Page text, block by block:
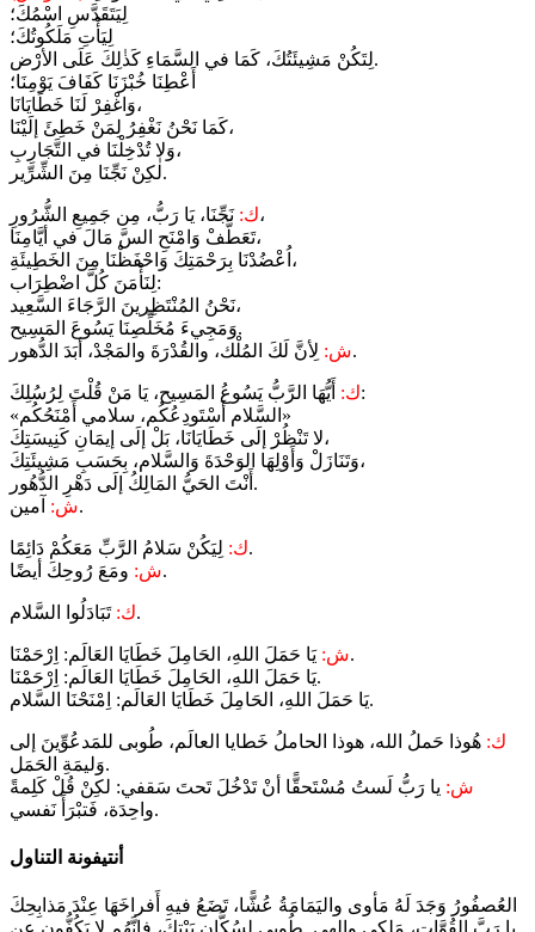
لِيَتَقَدَّسِ اسْمُكَ؛
لِيَأْتِ مَلَكُوتُكَ؛
لِتَكُنْ مَشِيئَتُكَ، كَمَا في السَّمَاءِ كَذٰلِكَ عَلَى الأرْض.
أَعْطِنَا خُبْزَنَا كَفَافَ يَوْمِنَا؛
وَاغْفِرْ لَنَا خَطَايَانَا،
كَمَا نَحْنُ نَغْفِرُ لِمَنْ خَطِئَ إلَيْنَا،
وَلا تُدْخِلْنَا في التَّجَارِبِ،
لٰكِنْ نَجِّنَا مِنَ الشِّرِّير.
ك:نَجِّنَا، يَا رَبُّ، مِن جَمِيعِ الشُّرُورِ،
تَعَطَّفْ وَامْنَحِ السَّ مَالَ في أيَّامِنَا،
اُعْضُدْنَا بِرَحْمَتِكَ وَاحْفَظْنَا مِنَ الخَطِيئَةِ،
لِنَأْمَنَ كُلَّ اضْطِرَاب:
نَحْنُ المُنْتَظِرينَ الرَّجَاءَ السَّعِيد،
وَمَجِيءَ مُخَلِّصِنَا يَسُوعَ المَسِيح.
ش:لِأنَّ لَكَ المُلْك، والقُدْرَةَ والمَجْدْ، أبَدَ الدُّهور.
ك:أَيُّهَا الرَّبُّ يَسُوعُ المَسِيح، يَا مَنْ قُلْتَ لِرُسُلِكَ:
«السَّلام أَسْتَودِعُكُم، سلامي أَمْنَحُكُم»
لا تَنْظُرْ إلَى خَطَايَانَا، بَلْ إلَى إيمَانِ كَنِيسَتِكَ،
وَتَنَازَلْ وَأَوْلِهَا الوَحْدَةَ وَالسَّلام، بِحَسَبِ مَشِيئَتِكَ،
أَنْتَ الحَيُّ المَالِكُ إلَى دَهْرِ الدُّهُور.
ش:آمين.
ك:لِيَكُنْ سَلامُ الرَّبِّ مَعَكُمْ دَائِمًا.
ش:ومَعَ رُوحِكَ أيضًا.
ك:تَبَادَلُوا السَّلام.
ش:يَا حَمَلَ اللهِ، الحَامِلَ خَطَايَا العَالَم: اِرْحَمْنَا.
يَا حَمَلَ اللهِ، الحَامِلَ خَطَايَا العَالَم: اِرْحَمْنَا.
يَا حَمَلَ اللهِ، الحَامِلَ خَطَايَا العَالَم: اِمْنَحْنَا السَّلام.
ك: هُوذا حَملُ الله، هوذا الحاملُ خَطايا العالَم، طُوبى للمَدعُوِّينَ إلى
وَليمَةِ الحَمَل.
ش: يا رَبُّ لَستُ مُسْتَحقًّا أنْ تَدْخُلَ تَحتَ سَقفي: لكِنْ قُلْ كَلِمةً
واحِدَة، فَتبْرَأَ نَفسي.
أنتيفونة التناول
العُصفُورُ وَجَدَ لَهُ مَأوى واليَمَامَةُ عُشًّا، تَضَعُ فيهِ أَفراخَهَا عِنْدَ مَذابِحِكَ